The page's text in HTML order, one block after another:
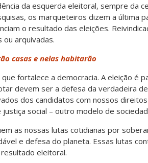
da esquerda eleitoral, sempre da
os marqueteiros dizem a última
o resultado das eleições.
arquivadas.
casas e nelas habitarão
fortalece a democracia. A eleição é
devem ser a defesa da verdadeira
dos candidatos com nossos
social – outro modelo de
as nossas lutas cotidianas por
e defesa do planeta. Essas lutas
eleitoral.